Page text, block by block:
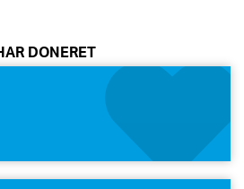
DONERET